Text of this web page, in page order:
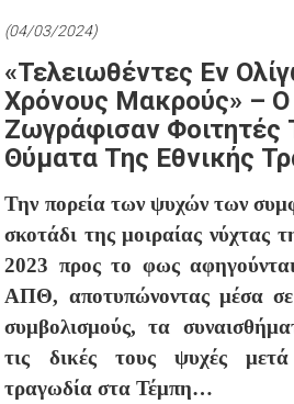
(04/03/2024)
«Τελειωθέντες Εν
Χρόνους Μακρούς» –
Ζωγράφισαν Φοιτητές
Θύματα Της Εθνικής
Την πορεία των ψυχών των
σκοτάδι της μοιραίας νύχτας
2023 προς το φως
ΑΠΘ, αποτυπώνοντας μέσα σε
συμβολισμούς, τα
τις δικές τους ψυχές
τραγωδία στα Τέμπη…